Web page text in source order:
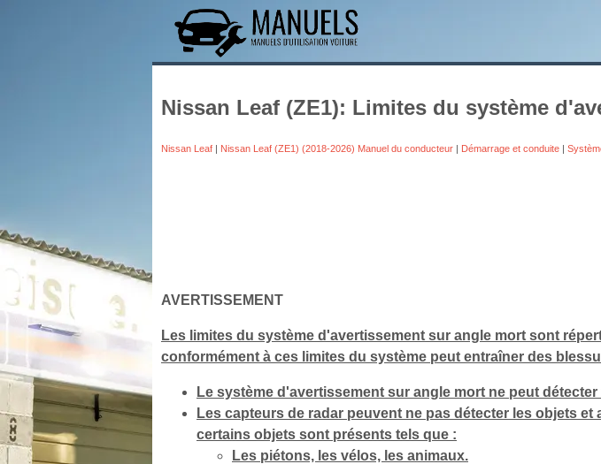
Nissan Leaf (ZE1): Limites du système
Nissan Leaf | Nissan Leaf (ZE1) (2018-2026) Manuel du conducteur | Démarrage et conduite |
AVERTISSEMENT
Les limites du système d'avertissement sur angle mort sont
conformément à ces limites du système peut entraîner des
Le système d'avertissement sur angle mort ne peut
Les capteurs de radar peuvent ne pas détecter les objets
certains objets sont présents tels que :
Les piétons, les vélos, les animaux.